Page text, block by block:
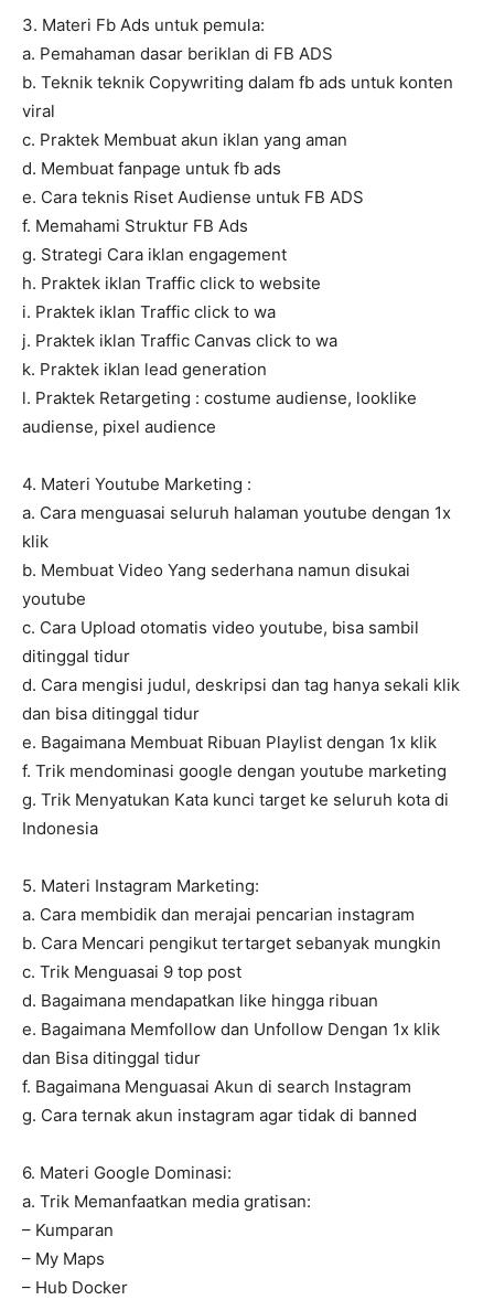
3. Materi Fb Ads untuk pemula:
a. Pemahaman dasar beriklan di FB ADS
b. Teknik teknik Copywriting dalam fb ads untuk konten
viral
c. Praktek Membuat akun iklan yang aman
d. Membuat fanpage untuk fb ads
e. Cara teknis Riset Audiense untuk FB ADS
f. Memahami Struktur FB Ads
g. Strategi Cara iklan engagement
h. Praktek iklan Traffic click to website
i. Praktek iklan Traffic click to wa
j. Praktek iklan Traffic Canvas click to wa
k. Praktek iklan lead generation
l. Praktek Retargeting : costume audiense, looklike
audiense, pixel audience
4. Materi Youtube Marketing :
a. Cara menguasai seluruh halaman youtube dengan 1x
klik
b. Membuat Video Yang sederhana namun disukai
youtube
c. Cara Upload otomatis video youtube, bisa sambil
ditinggal tidur
d. Cara mengisi judul, deskripsi dan tag hanya sekali klik
dan bisa ditinggal tidur
e. Bagaimana Membuat Ribuan Playlist dengan 1x klik
f. Trik mendominasi google dengan youtube marketing
g. Trik Menyatukan Kata kunci target ke seluruh kota di
Indonesia
5. Materi Instagram Marketing:
a. Cara membidik dan merajai pencarian instagram
b. Cara Mencari pengikut tertarget sebanyak mungkin
c. Trik Menguasai 9 top post
d. Bagaimana mendapatkan like hingga ribuan
e. Bagaimana Memfollow dan Unfollow Dengan 1x klik
dan Bisa ditinggal tidur
f. Bagaimana Menguasai Akun di search Instagram
g. Cara ternak akun instagram agar tidak di banned
6. Materi Google Dominasi:
a. Trik Memanfaatkan media gratisan:
– Kumparan
– My Maps
– Hub Docker